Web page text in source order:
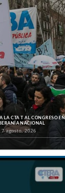
LA CTA T AL CONGRESO
NACIONAL
7 agosto, 2026